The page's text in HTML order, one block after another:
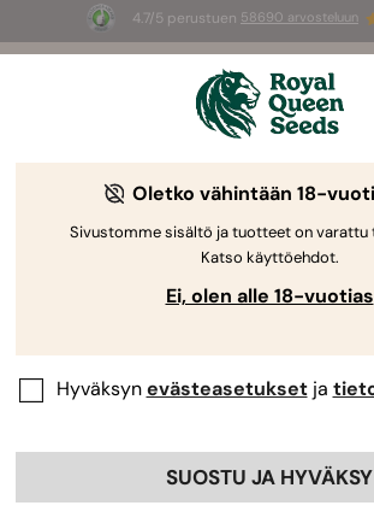
4.7/5 perustuen 58690 arvosteluun
3 White Widow Auto mag
Oletko vähintään 18-
Sivustomme sisältö ja tuotteet on varattu
Katso käyttöehdot.
Ei, olen alle 18-vuotias
Hyväksynevästeasetuksetja
SUOSTU JA HYVÄKSY